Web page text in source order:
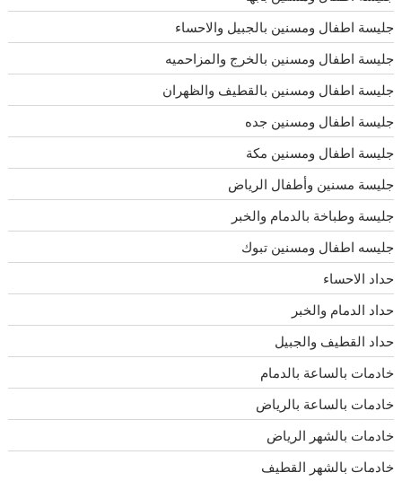
جليسة اطفال ومسنين بالجبيل والاحساء
جليسة اطفال ومسنين بالخرج والمزاحميه
جليسة اطفال ومسنين بالقطيف والظهران
جليسة اطفال ومسنين جده
جليسة اطفال ومسنين مكة
جليسة مسنين وأطفال الرياض
جليسة وطباخة بالدمام والخبر
جليسه اطفال ومسنين تبوك
حداد الاحساء
حداد الدمام والخبر
حداد القطيف والجبيل
خادمات بالساعة بالدمام
خادمات بالساعة بالرياض
خادمات بالشهر الرياض
خادمات بالشهر القطيف